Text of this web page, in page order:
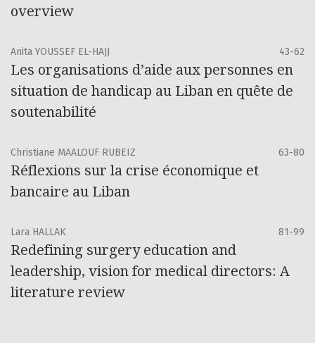
overview
Anita YOUSSEF EL-HAJJ 43-62
Les organisations d’aide aux personnes en
situation de handicap au Liban en quête de
soutenabilité
Christiane MAALOUF RUBEIZ 63-80
Réflexions sur la crise économique et
bancaire au Liban
Lara HALLAK 81-99
Redefining surgery education and
leadership, vision for medical directors: A
literature review